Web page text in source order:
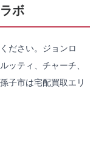
ボ
ださい。ジョンロ
ッティ、チャーチ、
子市は宅配買取エリ